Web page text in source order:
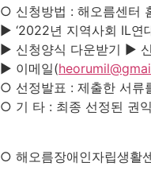
○ 신청방법 : 해오름센터
▶ ‘2022년 지역사회 IL연
▶ 신청양식 다운받기 ▶
▶ 이메일(
○ 선정발표 : 제출한 서류
○ 기 타 : 최종 선정된 권
○ 해오름장애인자립생활